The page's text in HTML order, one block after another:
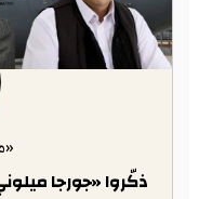
ذكّروا «جورجا